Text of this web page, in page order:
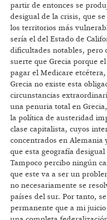
partir de entonces se
desigual de la crisis, que
los territorios más
sería el del Estado de
dificultades notables, pero
suerte que Grecia porque
pagar el Medicare
Grecia no existe esta
circunstancias
una penuria total en
la política de austeridad
clase capitalista, cuyos
concentrados en Alemania
que esta geografía
Tampoco percibo ningún
que este va a ser un
no necesariamente se
países del sur. Por tanto,
permanente que a mi